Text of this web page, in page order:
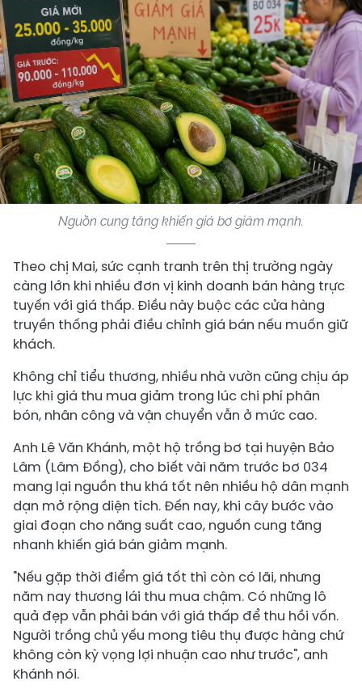
Nguồn cung tăng khiến giá bơ giảm mạnh.
Theo chị Mai, sức cạnh tranh trên thị trường ngày
càng lớn khi nhiều đơn vị kinh doanh bán hàng trực
tuyến với giá thấp. Điều này buộc các cửa hàng
truyền thống phải điều chỉnh giá bán nếu muốn giữ
khách.
Không chỉ tiểu thương, nhiều nhà vườn cũng chịu áp
lực khi giá thu mua giảm trong lúc chi phí phân
bón, nhân công và vận chuyển vẫn ở mức cao.
Anh Lê Văn Khánh, một hộ trồng bơ tại huyện Bảo
Lâm (Lâm Đồng), cho biết vài năm trước bơ 034
mang lại nguồn thu khá tốt nên nhiều hộ dân mạnh
dạn mở rộng diện tích. Đến nay, khi cây bước vào
giai đoạn cho năng suất cao, nguồn cung tăng
nhanh khiến giá bán giảm mạnh.
"Nếu gặp thời điểm giá tốt thì còn có lãi, nhưng
năm nay thương lái thu mua chậm. Có những lô
quả đẹp vẫn phải bán với giá thấp để thu hồi vốn.
Người trồng chủ yếu mong tiêu thụ được hàng chứ
không còn kỳ vọng lợi nhuận cao như trước", anh
Khánh nói.